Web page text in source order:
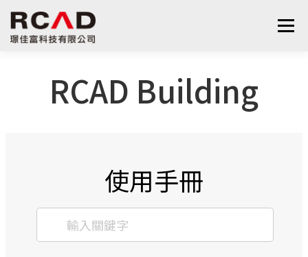
選單
算量服務
RCAD Building
使用手冊